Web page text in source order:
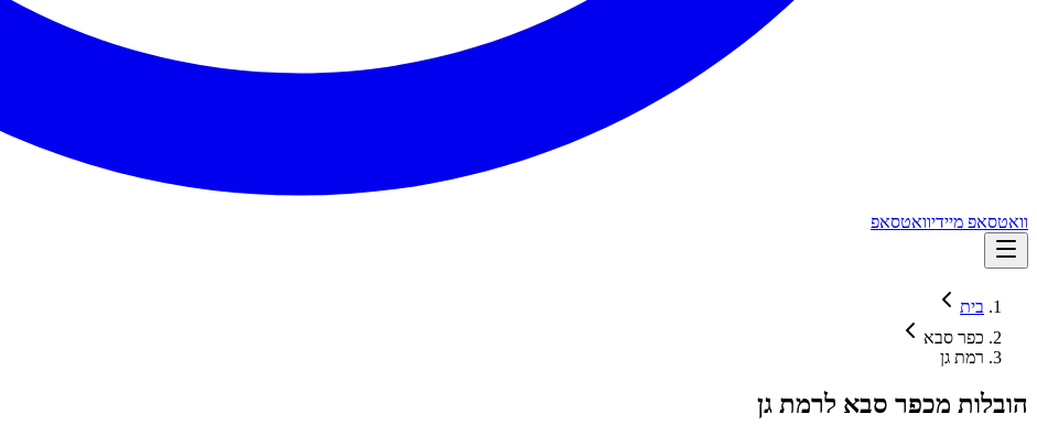
וואטסאפ מיידיוואטסאפ
בית
כפר סבא
רמת גן
הובלות מכפר סבא לרמת גן